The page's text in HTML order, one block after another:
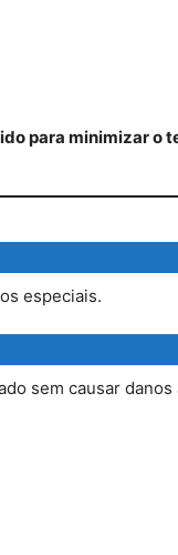
para minimizar o
especiais.
sem causar